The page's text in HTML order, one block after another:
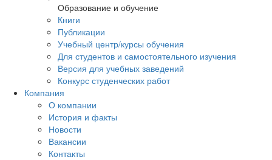
Образование и обучение
Книги
Публикации
Учебный центр/курсы обучения
Для студентов и самостоятельного изучения
Версия для учебных заведений
Конкурс студенческих работ
Компания
О компании
История и факты
Новости
Вакансии
Контакты